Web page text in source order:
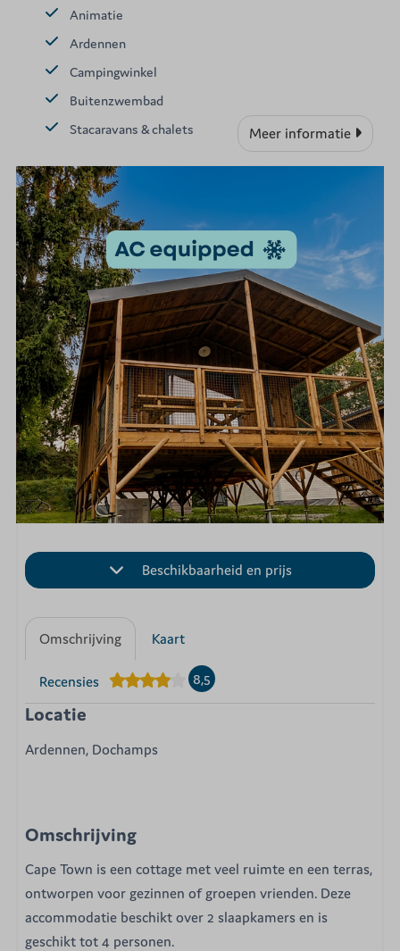
Animatie
Ardennen
Campingwinkel
Buitenzwembad
Stacaravans & chalets
Meer informatie
Beschikbaarheid en prijs
Omschrijving Kaart
Recensies 8,5
Locatie
Ardennen, Dochamps
Omschrijving
Cape Town is een cottage met veel ruimte en een terras,
ontworpen voor gezinnen of groepen vrienden. Deze
accommodatie beschikt over 2 slaapkamers en is
geschikt tot 4 personen.